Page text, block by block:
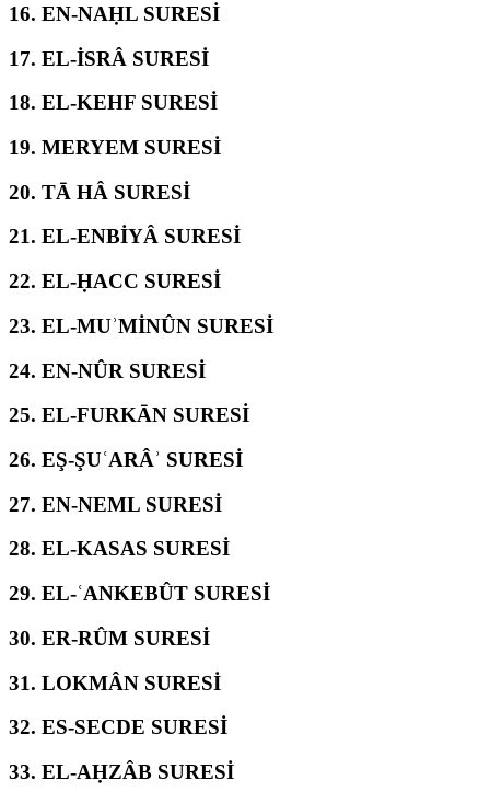
16. EN-NAḤL SURESİ
17. EL-İSRÂ SURESİ
18. EL-KEHF SURESİ
19. MERYEM SURESİ
20. TĀ HÂ SURESİ
21. EL-ENBİYÂ SURESİ
22. EL-ḤACC SURESİ
23. EL-MUʾMİNÛN SURESİ
24. EN-NÛR SURESİ
25. EL-FURKĀN SURESİ
26. EŞ-ŞUʿARÂʾ SURESİ
27. EN-NEML SURESİ
28. EL-KASAS SURESİ
29. EL-ʿANKEBÛT SURESİ
30. ER-RÛM SURESİ
31. LOKMÂN SURESİ
32. ES-SECDE SURESİ
33. EL-AḤZÂB SURESİ